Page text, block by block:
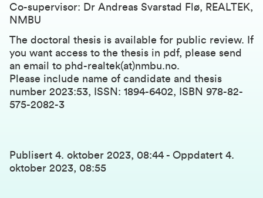
Co-supervisor: Dr Andreas Svarstad Flø, REALTEK,
NMBU
The doctoral thesis is available for public review. If
you want access to the thesis in pdf, please send
an email to phd-realtek(at)nmbu.no.
Please include name of candidate and thesis
number 2023:53, ISSN: 1894-6402, ISBN 978-82-
575-2082-3
Publisert 4. oktober 2023, 08:44 - Oppdatert 4.
oktober 2023, 08:55